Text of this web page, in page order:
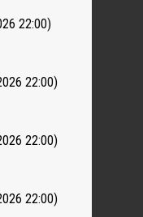
22:00)
22:00)
22:00)
22:00)